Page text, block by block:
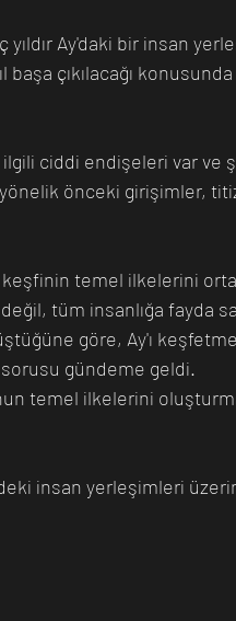
Ay'daki bir insan
çıkılacağı
ciddi endişeleri var ve
önceki girişimler,
keşfinin temel ilkelerini
tüm insanlığa fayda
göre, Ay'ı
gündeme geldi.
temel ilkelerini
insan yerleşimleri